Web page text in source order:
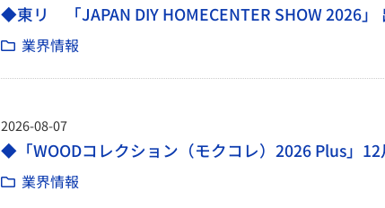
◆東リ 「JAPAN DIY HOMECENTER SHOW 2026」
業界情報
2026-08-07
◆「WOODコレクション（モクコレ）2026 Plus」12
業界情報